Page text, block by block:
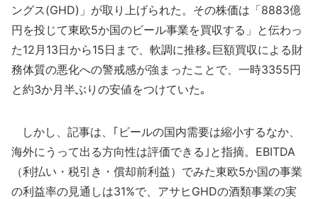
ングス(GHD)」が取り上げられた。その株価は「8883億
円を投じて東欧5か国のビール事業を買収する」と伝わっ
た12月13日から15日まで、軟調に推移｡巨額買収による財
務体質の悪化への警戒感が強まったことで、一時3355円
と約3か月半ぶりの安値をつけていた｡
しかし、記事は、｢ビールの国内需要は縮小するなか、
海外にうって出る方向性は評価できる｣と指摘。EBITDA
（利払い・税引き・償却前利益）でみた東欧5か国の事業
の利益率の見通しは31%で、アサヒGHDの酒類事業の実